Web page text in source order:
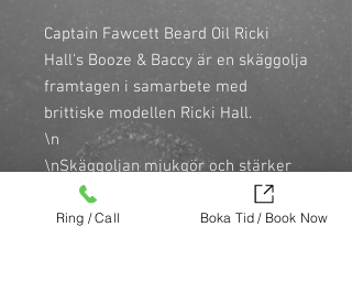
Captain Fawcett Beard Oil Ricki
Hall's Booze & Baccy är en skäggolja
framtagen i samarbete med
brittiske modellen Ricki Hall.
\n
\nSkäggoljan mjukgör och stärker
både skägg och skäggbotten. Den
innehåller en utsökt blandning av
Ring / Call Boka Tid / Book Now